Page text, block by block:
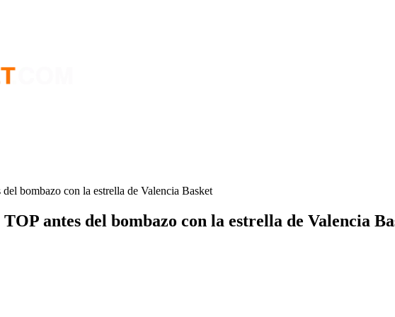
bombazo con la estrella de Valencia Basket
antes del bombazo con la estrella de Valencia